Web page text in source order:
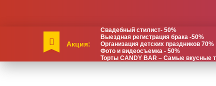
Акция:
Свадебный стилист- 50%
Выездная регистрация брака -50%
Организация детских праздников 70%
Фото и видеосъемка - 50%
Торты CANDY BAR – Самые вкусные